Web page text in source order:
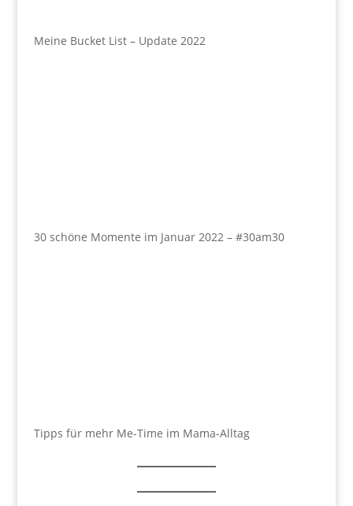
Meine Bucket List – Update 2022
30 schöne Momente im Januar 2022 – #30am30
Tipps für mehr Me-Time im Mama-Alltag